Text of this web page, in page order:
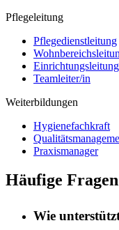
Pflegeleitung
Pflegedienstleitung
Einrichtungsleitung
Teamleiter/in
Weiterbildungen
Hygienefachkraft
Praxismanager
Häufige
Wie